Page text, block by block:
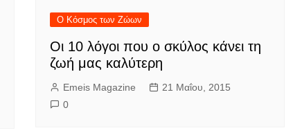
Ο Κόσμος των Ζώων
Οι 10 λόγοι που ο σκύλος κάνει τη
ζωή μας καλύτερη
Emeis Magazine
21 Μαΐου, 2015
0